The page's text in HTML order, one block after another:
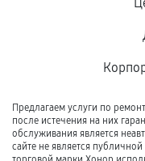
Предлагаем услуги по
после истечения на них
обслуживания является
сайте не является